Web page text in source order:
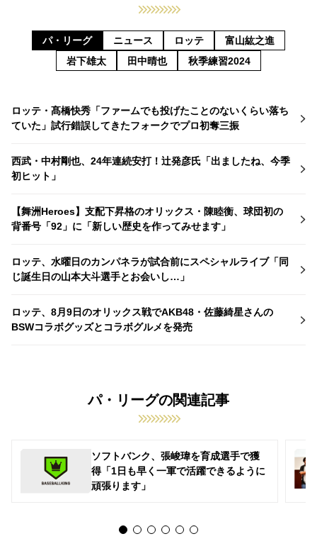
パ・リーグ ニュース ロッテ
富山紘之進
岩下雄太
田中晴也 秋季練習2024
ロッテ・髙橋快秀「ファームでも投げたことのないくらい落ち
ていた」試行錯誤してきたフォークでプロ初奪三振
西武・中村剛也、24年連続安打！辻発彦氏「出ましたね、今季
初ヒット」
【舞洲Heroes】支配下昇格のオリックス・陳睦衡、球団初の
背番号「92」に「新しい歴史を作ってみせます」
ロッテ、水曜日のカンパネラが試合前にスペシャルライブ「同
じ誕生日の山本大斗選手とお会いし…」
ロッテ、8月9日のオリックス戦でAKB48・佐藤綺星さんの
BSWコラボグッズとコラボグルメを発売
パ・リーグの関連記事
ソフトバンク、張峻瑋を育成選手で獲
得「1日も早く一軍で活躍できるように
頑張ります」